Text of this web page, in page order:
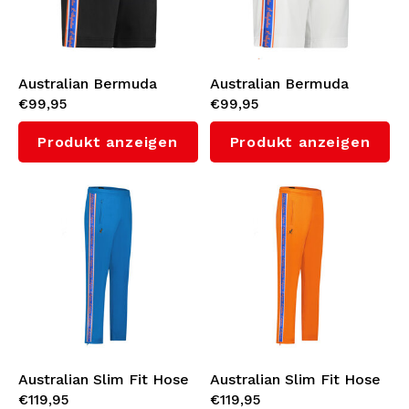
Australian Bermuda
Shorts mit Orange
Seitenstreifen 3.0
(Black)
€99,95
Produkt anzeigen
Australian Bermuda
Shorts mit Orange
Seitenstreifen 3.0
(White)
€99,95
Produkt anzeigen
Australian Slim Fit Hose
mit Orange
€119,95
Australian Slim Fit Hose
mit Orange
€119,95